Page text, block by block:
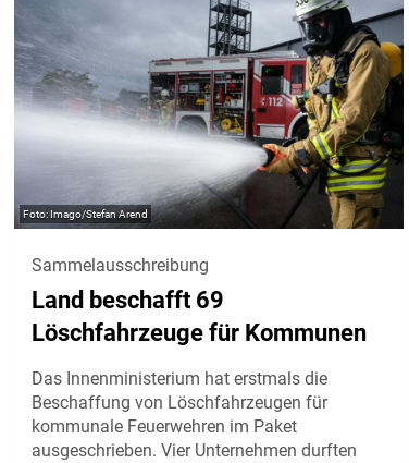
Imago/Stefan Arend
Sammelausschreibung
Land beschafft 69
Löschfahrzeuge für Kommunen
Das Innenministerium hat erstmals die
Beschaffung von Löschfahrzeugen für
kommunale Feuerwehren im Paket
ausgeschrieben. Vier Unternehmen durften